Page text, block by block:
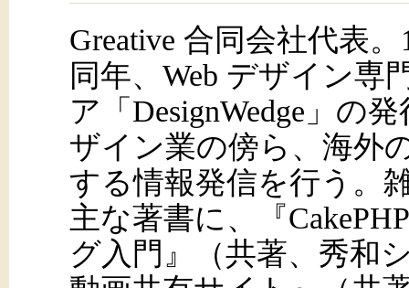
Greative 合同会社代表
同年、Web デザイン専
ア「DesignWedge」の
ザイン業の傍ら、海外
する情報発信を行う。
主な著書に、『
グ入門』（共著、秀和